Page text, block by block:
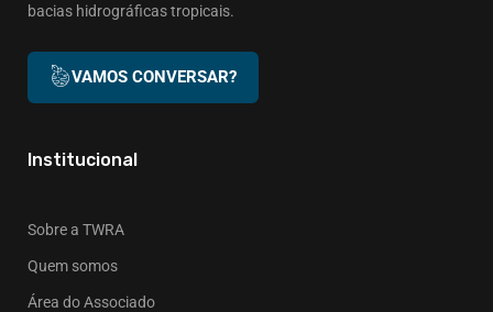
bacias hidrográficas tropicais.
VAMOS CONVERSAR?
Institucional
Sobre a TWRA
Quem somos
Área do Associado